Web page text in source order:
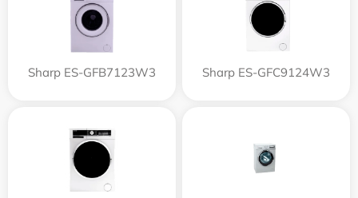
Sharp ES-GFB7123W3 Sharp ES-GFC9124W3